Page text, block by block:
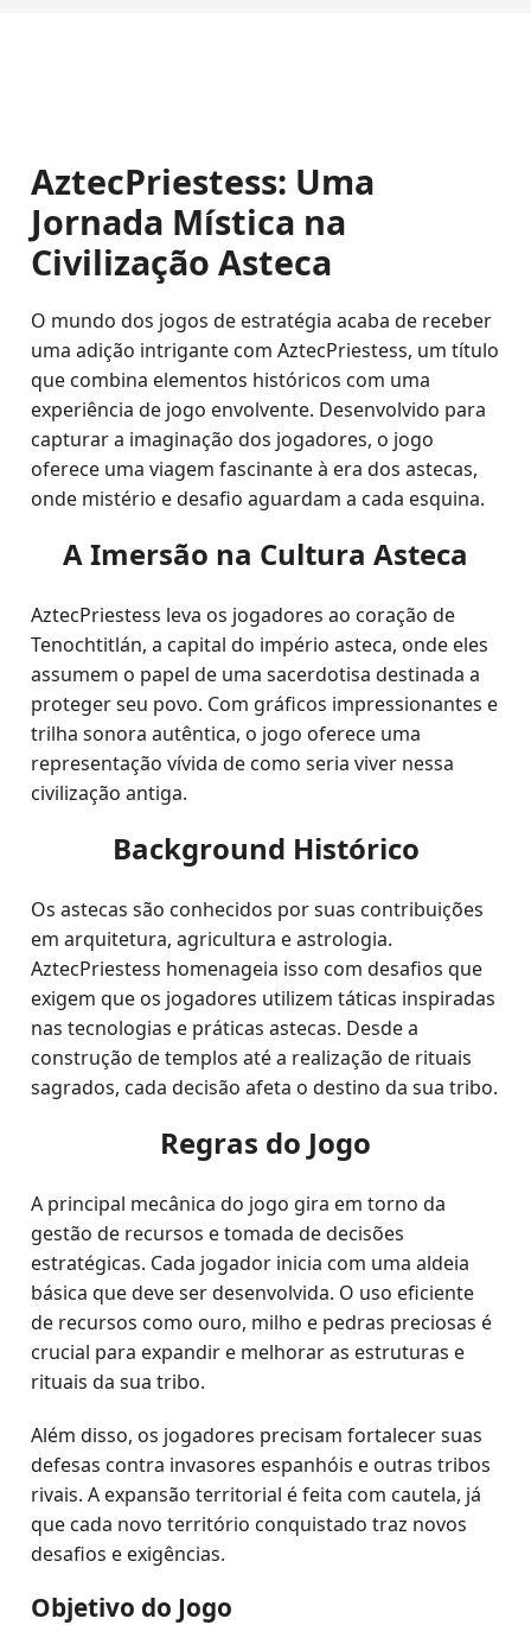
AztecPriestess: Uma
Jornada Mística na
Civilização Asteca
O mundo dos jogos de estratégia acaba de receber
uma adição intrigante com AztecPriestess, um título
que combina elementos históricos com uma
experiência de jogo envolvente. Desenvolvido para
capturar a imaginação dos jogadores, o jogo
oferece uma viagem fascinante à era dos astecas,
onde mistério e desafio aguardam a cada esquina.
A Imersão na Cultura Asteca
AztecPriestess leva os jogadores ao coração de
Tenochtitlán, a capital do império asteca, onde eles
assumem o papel de uma sacerdotisa destinada a
proteger seu povo. Com gráficos impressionantes e
trilha sonora autêntica, o jogo oferece uma
representação vívida de como seria viver nessa
civilização antiga.
Background Histórico
Os astecas são conhecidos por suas contribuições
em arquitetura, agricultura e astrologia.
AztecPriestess homenageia isso com desafios que
exigem que os jogadores utilizem táticas inspiradas
nas tecnologias e práticas astecas. Desde a
construção de templos até a realização de rituais
sagrados, cada decisão afeta o destino da sua tribo.
Regras do Jogo
A principal mecânica do jogo gira em torno da
gestão de recursos e tomada de decisões
estratégicas. Cada jogador inicia com uma aldeia
básica que deve ser desenvolvida. O uso eficiente
de recursos como ouro, milho e pedras preciosas é
crucial para expandir e melhorar as estruturas e
rituais da sua tribo.
Além disso, os jogadores precisam fortalecer suas
defesas contra invasores espanhóis e outras tribos
rivais. A expansão territorial é feita com cautela, já
que cada novo território conquistado traz novos
desafios e exigências.
Objetivo do Jogo